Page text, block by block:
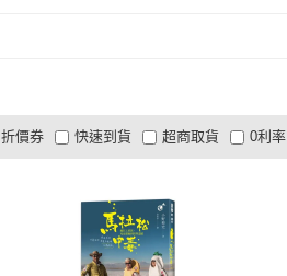
折價券
有影片
商品有量 電視購物
快速到貨 超商取貨 0利率
1 及以上